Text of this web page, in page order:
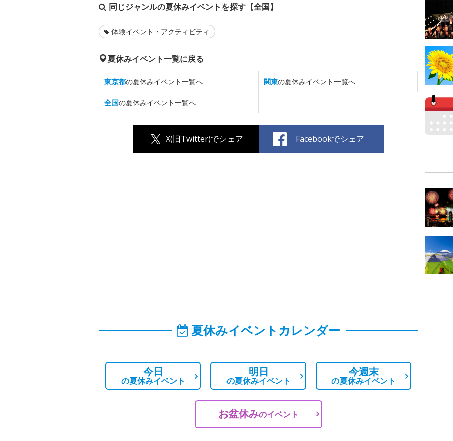
同じジャンルの夏休みイベントを探す【全国】
体験イベント・アクティビティ
夏休みイベント一覧に戻る
東京都の夏休みイベント一覧へ 関東の夏休みイベント一覧へ
全国の夏休みイベント一覧へ
X(旧Twitter)でシェア Facebookでシェア
夏休みイベントカレンダー
今日
の夏休みイベント
明日
の夏休みイベント
今週末
の夏休みイベント
お盆休みのイベント